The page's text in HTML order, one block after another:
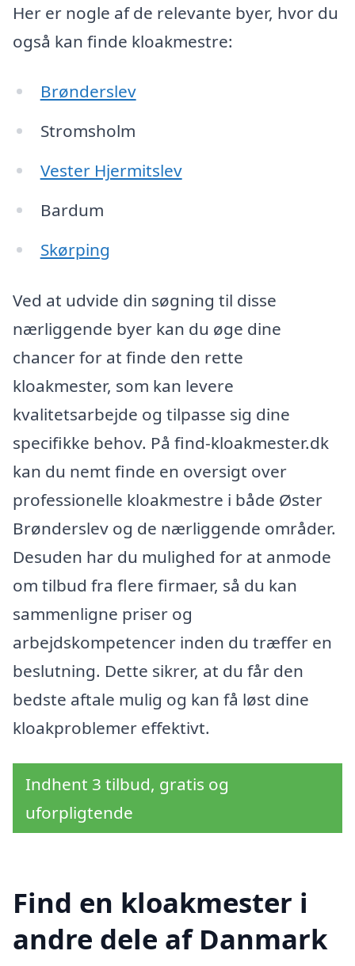
Her er nogle af de relevante byer, hvor du
også kan finde kloakmestre:
Brønderslev
Stromsholm
Vester Hjermitslev
Bardum
Skørping
Ved at udvide din søgning til disse
nærliggende byer kan du øge dine
chancer for at finde den rette
kloakmester, som kan levere
kvalitetsarbejde og tilpasse sig dine
specifikke behov. På find-kloakmester.dk
kan du nemt finde en oversigt over
professionelle kloakmestre i både Øster
Brønderslev og de nærliggende områder.
Desuden har du mulighed for at anmode
om tilbud fra flere firmaer, så du kan
sammenligne priser og
arbejdskompetencer inden du træffer en
beslutning. Dette sikrer, at du får den
bedste aftale mulig og kan få løst dine
kloakproblemer effektivt.
Indhent 3 tilbud, gratis og
uforpligtende
Find en kloakmester i
andre dele af Danmark